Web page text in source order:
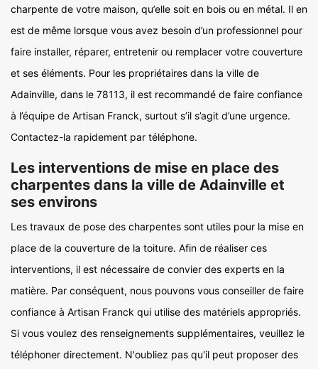
charpente de votre maison, qu’elle soit en bois ou en métal. Il en
est de même lorsque vous avez besoin d’un professionnel pour
faire installer, réparer, entretenir ou remplacer votre couverture
et ses éléments. Pour les propriétaires dans la ville de
Adainville, dans le 78113, il est recommandé de faire confiance
à l’équipe de Artisan Franck, surtout s’il s’agit d’une urgence.
Contactez-la rapidement par téléphone.
Les interventions de mise en place des
charpentes dans la ville de Adainville et
ses environs
Les travaux de pose des charpentes sont utiles pour la mise en
place de la couverture de la toiture. Afin de réaliser ces
interventions, il est nécessaire de convier des experts en la
matière. Par conséquent, nous pouvons vous conseiller de faire
confiance à Artisan Franck qui utilise des matériels appropriés.
Si vous voulez des renseignements supplémentaires, veuillez le
téléphoner directement. N'oubliez pas qu'il peut proposer des